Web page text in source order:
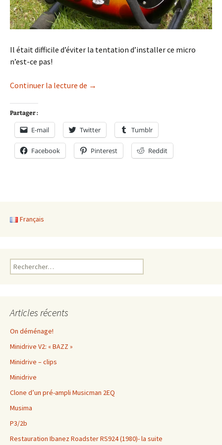
Il était difficile d’éviter la tentation d’installer ce micro
n’est-ce pas!
Continuer la lecture de PBoom
→
Partager :
E-mail Twitter Tumblr
Facebook Pinterest Reddit
Français
Rechercher :
Articles récents
On déménage!
Minidrive V2: « BAZZ »
Minidrive – clips
Minidrive
Clone d’un pré-ampli Musicman 2EQ
Musima
P3/2b
Restauration Ibanez Roadster RS924 (1980)- la suite